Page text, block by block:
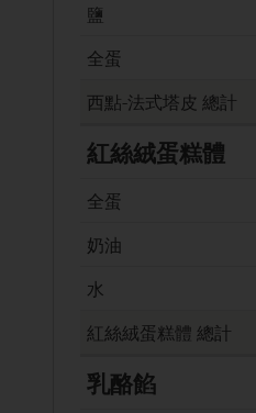
鹽
全蛋
西點-法式塔皮 總計
紅絲絨蛋糕體
全蛋
奶油
水
紅絲絨蛋糕體 總計
乳酪餡